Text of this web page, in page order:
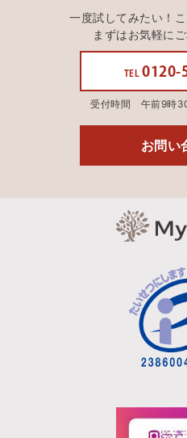
一度試してみたい！
まずはお気軽に
TEL 0120-
受付時間 午前9時
お問い